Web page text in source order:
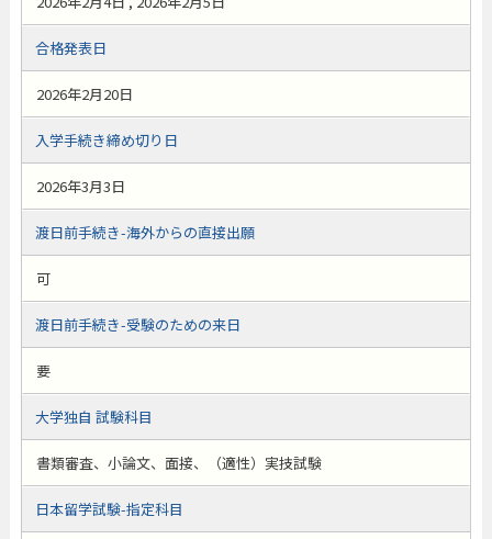
合格発表日
2026年2月20日
入学手続き締め切り日
2026年3月3日
渡日前手続き-海外からの直接出願
可
渡日前手続き-受験のための来日
要
大学独自 試験科目
書類審査、小論文、面接、（適性）実技試験
日本留学試験-指定科目